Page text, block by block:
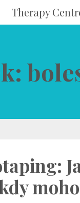
Therapy